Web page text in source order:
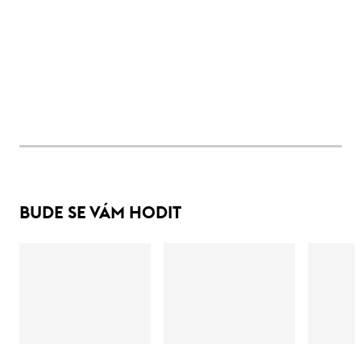
BUDE SE VÁM HODIT